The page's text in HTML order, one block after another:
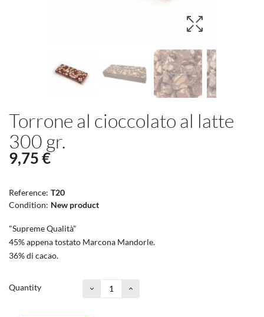
Torrone al cioccolato al latte
300 gr.
9,75 €
Reference: T20
Condition: New product
"Supreme Qualità"
45% appena tostato Marcona Mandorle.
36% di cacao.
Quantity